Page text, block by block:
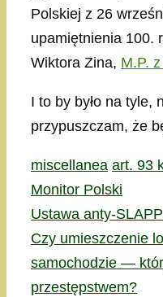
Polskiej z 26
upamiętnienia 100.
Wiktora Zina, M.P.
I to by było na
przypuszczam, że
Kategorie
miscellanea Tagi
art. 93
Monitor Polski
Ustawa anty-
Czy umieszczenie
samochodzie —
przestępstwem?